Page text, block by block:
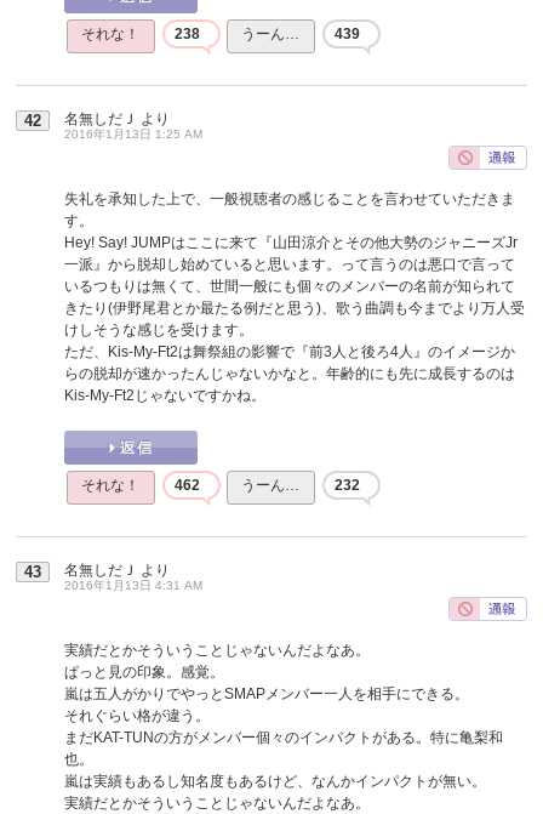
それな！ 238 うーん… 439
42 名無しだＪ より
2016年1月13日 1:25 AM
失礼を承知した上で、一般視聴者の感じることを言わせていただきま
す。
Hey! Say! JUMPはここに来て『山田涼介とその他大勢のジャニーズJr
一派』から脱却し始めていると思います。って言うのは悪口で言って
いるつもりは無くて、世間一般にも個々のメンバーの名前が知られて
きたり(伊野尾君とか最たる例だと思う)、歌う曲調も今までより万人受
けしそうな感じを受けます。
ただ、Kis-My-Ft2は舞祭組の影響で『前3人と後ろ4人』のイメージか
らの脱却が速かったんじゃないかなと。年齢的にも先に成長するのは
Kis-My-Ft2じゃないですかね。
それな！ 462 うーん… 232
43 名無しだＪ より
2016年1月13日 4:31 AM
実績だとかそういうことじゃないんだよなあ。
ぱっと見の印象。感覚。
嵐は五人がかりでやっとSMAPメンバー一人を相手にできる。
それぐらい格が違う。
まだKAT-TUNの方がメンバー個々のインパクトがある。特に亀梨和
也。
嵐は実績もあるし知名度もあるけど、なんかインパクトが無い。
実績だとかそういうことじゃないんだよなあ。